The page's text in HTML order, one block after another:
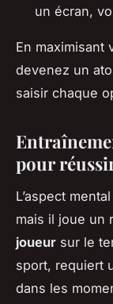
un écran,
En maximisant
devenez un
saisir chaque
pour
L’aspect
mais il joue un
joueur sur le
sport, requiert
dans les